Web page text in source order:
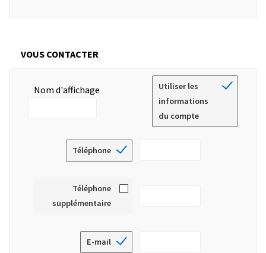
VOUS CONTACTER
Nom d'affichage
Utiliser les
informations
du compte
Téléphone
Téléphone
supplémentaire
E-mail